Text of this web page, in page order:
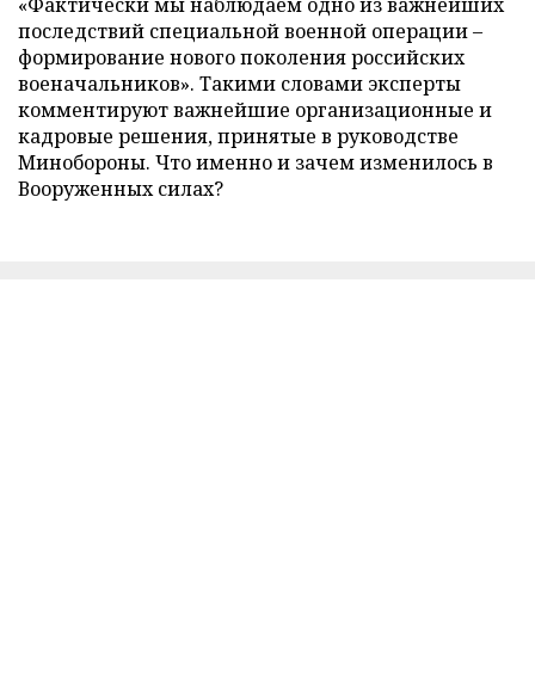
последствий специальной военной операции –
формирование нового поколения российских
военачальников». Такими словами эксперты
комментируют важнейшие организационные и
кадровые решения, принятые в руководстве
Минобороны. Что именно и зачем изменилось в
Вооруженных силах?